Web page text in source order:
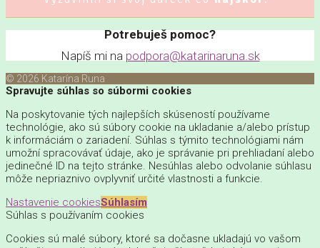
Potrebuješ pomoc?
Napíš mi na podpora@katarinaruna.sk
© 2026 Katarína Runa
Spravujte súhlas so súbormi cookies
Na poskytovanie tých najlepších skúseností používame
technológie, ako sú súbory cookie na ukladanie a/alebo prístup
k informáciám o zariadení. Súhlas s týmito technológiami nám
umožní spracovávať údaje, ako je správanie pri prehliadaní alebo
jedinečné ID na tejto stránke. Nesúhlas alebo odvolanie súhlasu
môže nepriaznivo ovplyvniť určité vlastnosti a funkcie.
Nastavenie cookiesSúhlasím
Súhlas s používaním cookies
Cookies sú malé súbory, ktoré sa dočasne ukladajú vo vašom